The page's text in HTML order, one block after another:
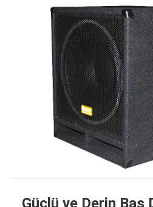
Güçlü ve Derin Bas